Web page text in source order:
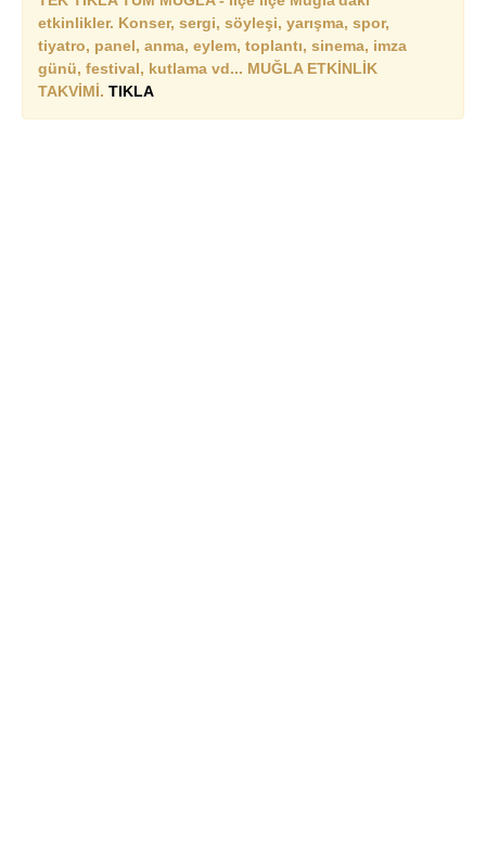
etkinlikler. Konser, sergi, söyleşi, yarışma, spor,
tiyatro, panel, anma, eylem, toplantı, sinema, imza
günü, festival, kutlama vd... MUĞLA ETKİNLİK
TAKVİMİ. TIKLA